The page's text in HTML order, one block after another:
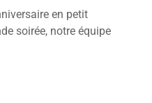
en petit
soirée, notre équipe